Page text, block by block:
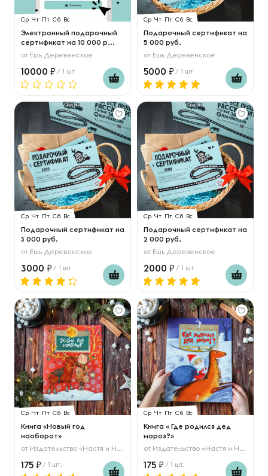
Ср Чт Пт Сб Вс
Электронный подарочный
сертификат на 10 000 р...
от Ешь Деревенское
10000 / 1 шт
Ср Чт Пт Сб Вс
Подарочный сертификат на
5 000 руб.
от Ешь Деревенское
5000 / 1 шт
Ср Чт Пт Сб Вс
Подарочный сертификат на
3 000 руб.
от Ешь Деревенское
3000 / 1 шт
Ср Чт Пт Сб Вс
Подарочный сертификат на
2 000 руб.
от Ешь Деревенское
2000 / 1 шт
Ср Чт Пт Сб Вс
Книга «Новый год
наоборот»
от Издательство «Настя и Никита»
175 / 1 шт.
Ср Чт Пт Сб Вс
Книга « Где родился дед
мороз?»
от Издательство «Настя и Никита»
175 / 1 шт.